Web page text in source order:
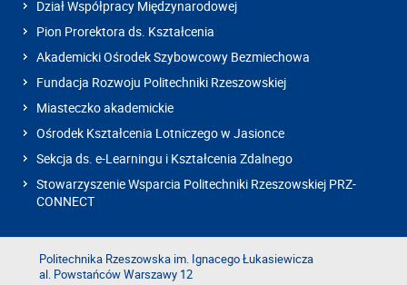
Dział Współpracy Międzynarodowej
Pion Prorektora ds. Kształcenia
Akademicki Ośrodek Szybowcowy Bezmiechowa
Fundacja Rozwoju Politechniki Rzeszowskiej
Miasteczko akademickie
Ośrodek Kształcenia Lotniczego w Jasionce
Sekcja ds. e-Learningu i Kształcenia Zdalnego
Stowarzyszenie Wsparcia Politechniki Rzeszowskiej PRZ-
CONNECT
Politechnika Rzeszowska im. Ignacego Łukasiewicza
al. Powstańców Warszawy 12